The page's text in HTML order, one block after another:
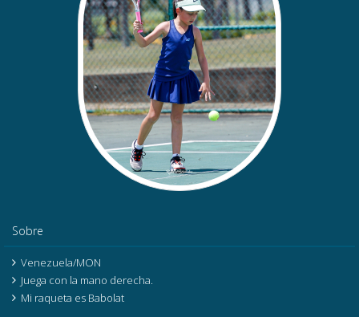
Sobre
Venezuela/MON
Juega con la mano derecha.
Mi raqueta es Babolat